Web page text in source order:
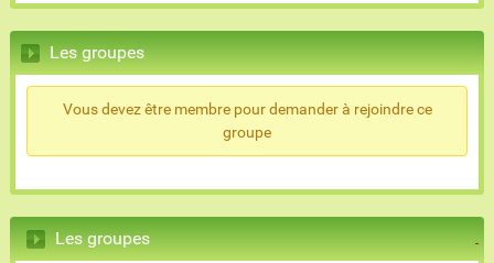
Les groupes
Vous devez être membre pour demander à rejoindre ce
groupe
Les groupes